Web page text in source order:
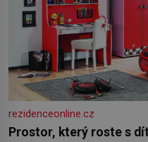
rezidenceonline.cz
Prostor, který roste s